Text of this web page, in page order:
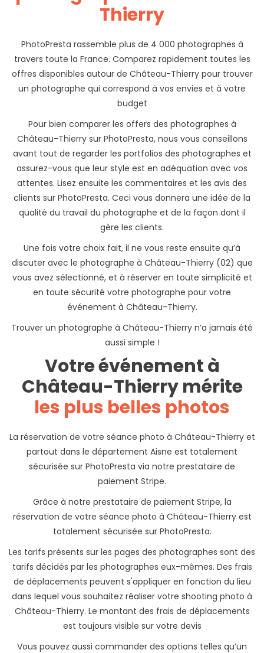
Thierry
PhotoPresta rassemble plus de 4 000 photographes à
travers toute la France. Comparez rapidement toutes les
offres disponibles autour de Château-Thierry pour trouver
un photographe qui correspond à vos envies et à votre
budget
Pour bien comparer les offers des photographes à
Château-Thierry sur PhotoPresta, nous vous conseillons
avant tout de regarder les portfolios des photographes et
assurez-vous que leur style est en adéquation avec vos
attentes. Lisez ensuite les commentaires et les avis des
clients sur PhotoPresta. Ceci vous donnera une idée de la
qualité du travail du photographe et de la façon dont il
gère les clients.
Une fois votre choix fait, il ne vous reste ensuite qu’à
discuter avec le photographe à Château-Thierry (02) que
vous avez sélectionné, et à réserver en toute simplicité et
en toute sécurité votre photographe pour votre
événement à Château-Thierry.
Trouver un photographe à Château-Thierry n’a jamais été
aussi simple !
Votre événement à
Château-Thierry mérite
les plus belles photos
La réservation de votre séance photo à Château-Thierry et
partout dans le département Aisne est totalement
sécurisée sur PhotoPresta via notre prestataire de
paiement Stripe.
Grâce à notre prestataire de paiement Stripe, la
réservation de votre séance photo à Château-Thierry est
totalement sécurisée sur PhotoPresta.
Les tarifs présents sur les pages des photographes sont des
tarifs décidés par les photographes eux-mêmes. Des frais
de déplacements peuvent s'appliquer en fonction du lieu
dans lequel vous souhaitez réaliser votre shooting photo à
Château-Thierry. Le montant des frais de déplacements
est toujours visible sur votre devis
Vous pouvez aussi commander des options telles qu’un